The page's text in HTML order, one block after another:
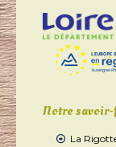
Notre
La